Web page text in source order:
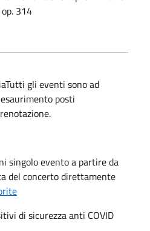
314
gli eventi sono ad
posti
singolo evento a partire da
del concerto direttamente
di sicurezza anti COVID